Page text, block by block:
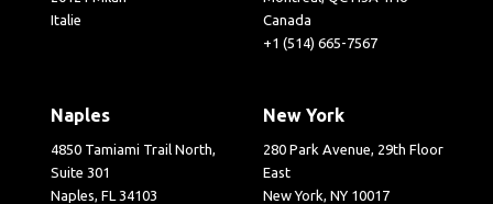
Italie
Canada
+1 (514) 665-7567
Naples
4850 Tamiami Trail North,
Suite 301
Naples, FL 34103
New York
280 Park Avenue, 29th Floor
East
New York, NY 10017